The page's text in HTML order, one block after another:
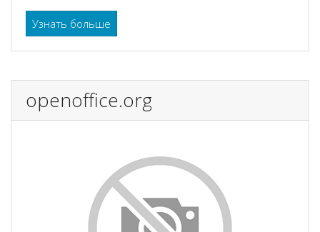
Узнать больше
openoffice.org